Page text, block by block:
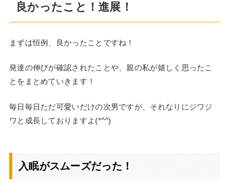
良かったこと！進展！
まずは恒例、良かったことですね！
発達の伸びが確認されたことや、親の私が嬉しく思ったこ
とをまとめていきます！
毎日毎日ただ可愛いだけの次男ですが、それなりにジワジ
ワと成長しておりますよ(*^^)
入眠がスムーズだった！